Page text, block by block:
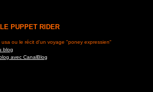
PUPPET RIDER
usa ou le récit d'un voyage "poney expressien"
blog
avec CanalBlog